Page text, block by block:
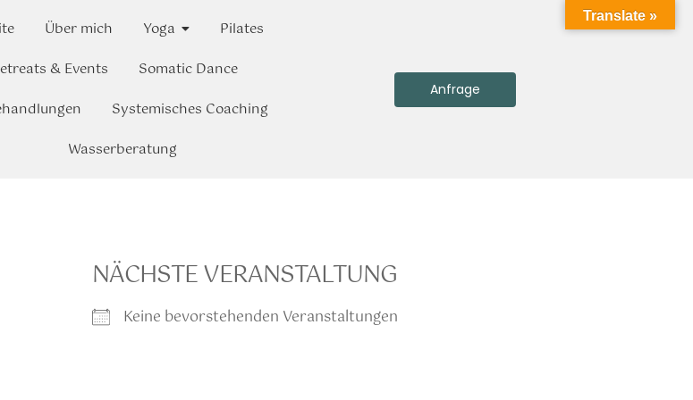
Über mich Yoga
Pilates
& Events
Somatic Dance
Systemisches Coaching
Wasserberatung
Anfrage
NÄCHSTE VERANSTALTUNG
Keine bevorstehenden Veranstaltungen
Translate »